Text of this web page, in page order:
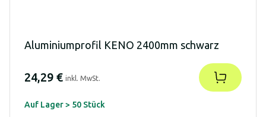
Aluminiumprofil KENO 2400mm schwarz
24,29 € inkl. MwSt.
Auf Lager > 50 Stück